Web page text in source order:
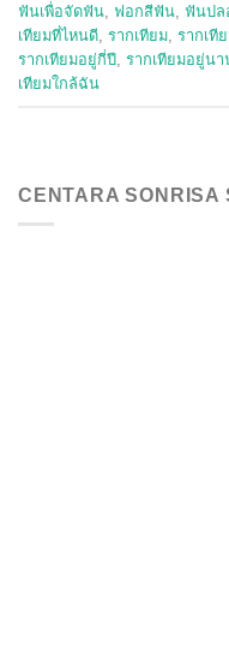
ฟันเพื่อจัดฟัน ฟอกสีฟัน ฟันปล
เทียมที่ไหนดี รากเทียม รากเที
รากเทียมอยู่กี่ปี
รากเทียมอยู่นา
เทียมใกล้ฉัน
CENTARA SONRISA